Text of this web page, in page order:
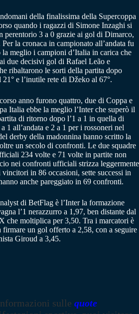
della finalissima della Supercoppa
quando i ragazzi di Simone Inzaghi si
perentorio 3 a 0 grazie ai gol di Dimarco,
la cronaca in campionato all’andata fu
la meglio i campioni d’Italia in carica che
due decisivi gol di Rafael Leão e
ribaltarono le sorti della partita dopo
e l’inutile rete di Džeko al 67°.
anno furono quattro, due di Coppa e
Italia ebbe la meglio l’Inter che superò il
di ritorno dopo l’1 a 1 in quella di
1 all’andata e 2 a 1 per i rossoneri nel
derby della madonnina hanno scritto la
un secolo di confronti. Le due squadre
234 volte e 71 volte in partite non
nei confronti ufficiali strizza leggermente
in 86 occasioni, sette successi in
anche pareggiato in 69 confronti.
di BetFlag è l’Inter la formazione
l’1 nerazzurro a 1,97, ben distante dal
che moltiplica per 3,50. Tra i marcatori è
un gol offerto a 2,58, con a seguire
Giroud a 3,45.
sulle quote